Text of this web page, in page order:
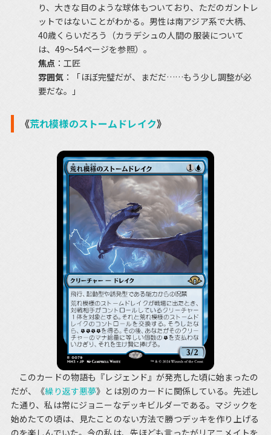
り、大きな目のような球体もついており、ただのガントレ
ットではないことがわかる。男性は南アジア系で大柄、
40歳くらいだろう（カラデシュの人間の服装について
は、49～54ページを参照）。
焦点 ：工匠
雰囲気 ：「ほぼ完璧だが、まだだ……もう少し調整が必
要だな。」
《荒れ模様のストームドレイク》
このカードの物語も『レジェンド』が発売した頃に始まったの
だが、《繰り返す悪夢》とは別のカードに関係している。先述し
た通り、私は常にジョニーなデッキビルダーである。マジックを
始めたての頃は、見たことのない方法で勝つデッキを作り上げる
のを楽しんでいた。今の私は、先ほども言ったがリアニメイトを